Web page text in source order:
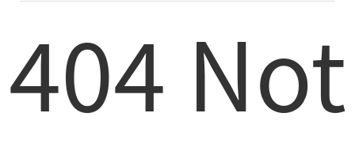
404 Not